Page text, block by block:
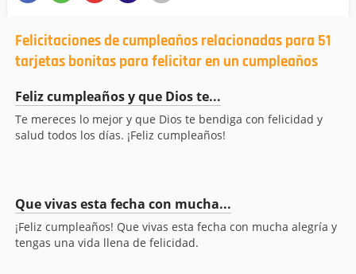
Felicitaciones de cumpleaños relacionadas para 51
tarjetas bonitas para felicitar en un cumpleaños
Feliz cumpleaños y que Dios te...
Te mereces lo mejor y que Dios te bendiga con felicidad y
salud todos los días. ¡Feliz cumpleaños!
Que vivas esta fecha con mucha...
¡Feliz cumpleaños! Que vivas esta fecha con mucha alegría y
tengas una vida llena de felicidad.